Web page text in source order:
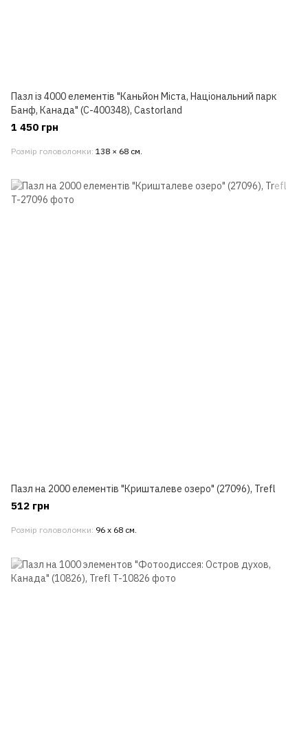
Пазл із 4000 елементів "Каньйон Міста, Національний парк
Банф, Канада" (C-400348), Castorland
1 450 грн
Розмір головоломки 138 × 68 см.
Пазл на 2000 елементів "Кришталеве озеро" (27096), Trefl
512 грн
Розмір головоломки 96 х 68 см.